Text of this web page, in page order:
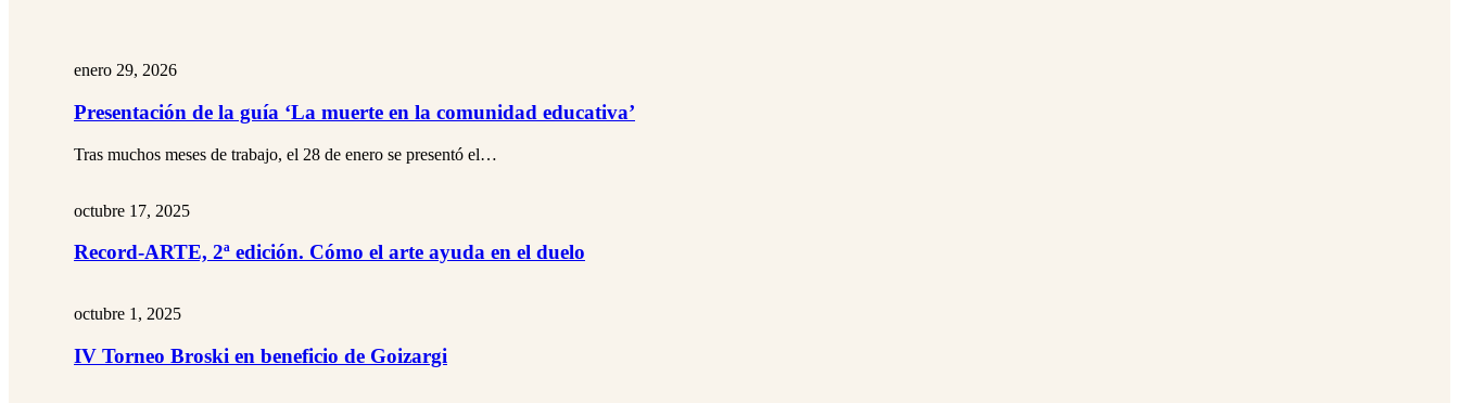
enero 29, 2026
Presentación de la guía ‘La muerte en la comunidad educativa’
Tras muchos meses de trabajo, el 28 de enero se presentó el…
octubre 17, 2025
Record-ARTE, 2ª edición. Cómo el arte ayuda en el duelo
octubre 1, 2025
IV Torneo Broski en beneficio de Goizargi